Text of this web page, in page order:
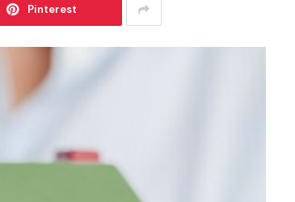
Pinterest